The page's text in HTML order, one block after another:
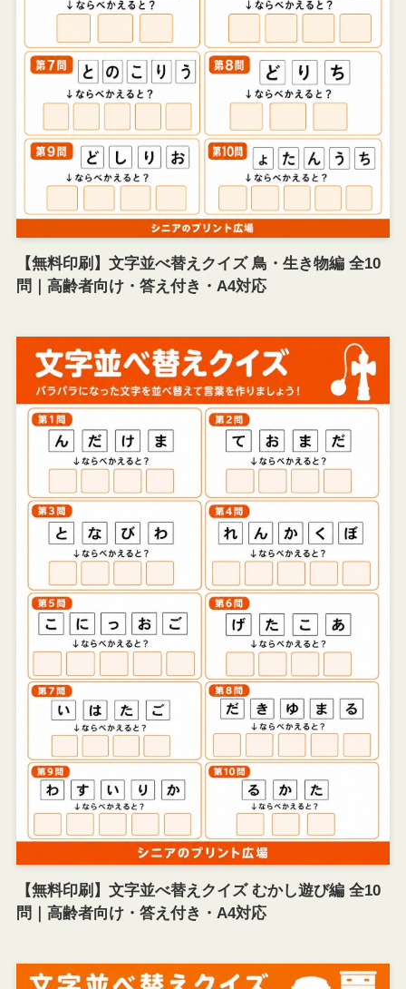
【無料印刷】文字並べ替えクイズ 鳥・生き物編 全10
問｜高齢者向け・答え付き・A4対応
【無料印刷】文字並べ替えクイズ むかし遊び編 全10
問｜高齢者向け・答え付き・A4対応